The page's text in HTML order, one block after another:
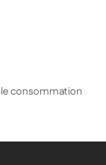
consommation